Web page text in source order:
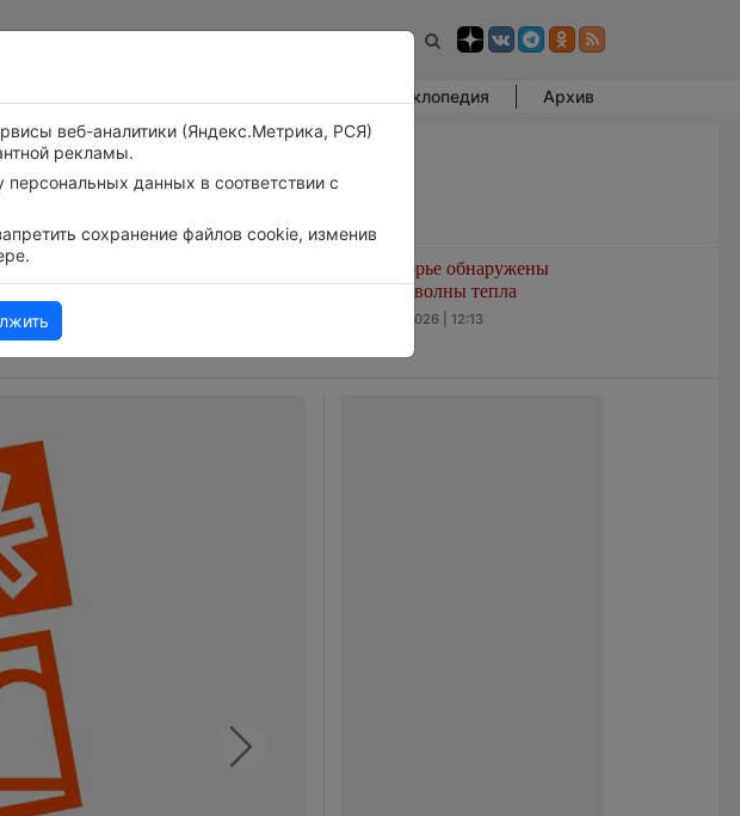
Энциклопедия Архив
В Приморье обнаружены
морские волны тепла
6 августа 2026 | 12:13
Next
веб-аналитики (Яндекс.Метрика, РСЯ)
рекламы.
персональных данных в соответствии с
сохранение файлов cookie, изменив